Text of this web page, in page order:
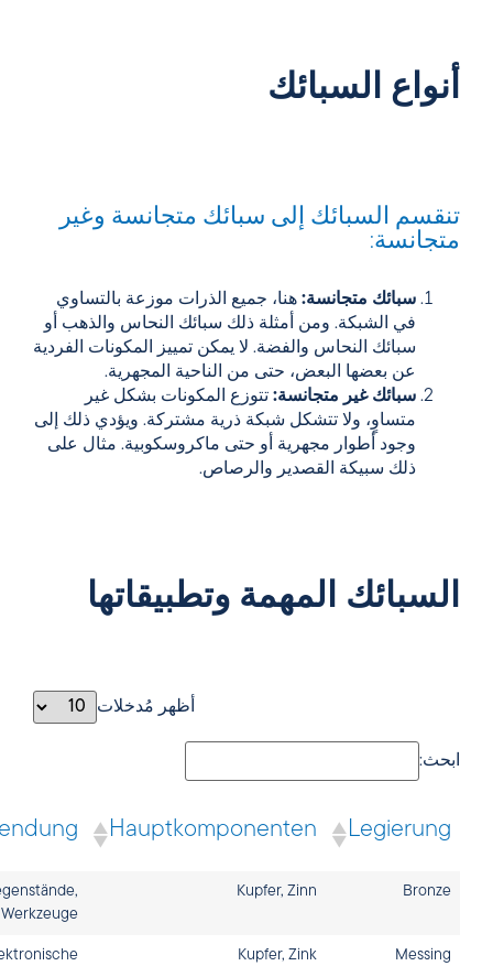
أنواع السبائك
تنقسم السبائك إلى سبائك متجانسة وغير
متجانسة:
سبائك متجانسة: هنا، جميع الذرات موزعة بالتساوي
في الشبكة. ومن أمثلة ذلك سبائك النحاس والذهب أو
سبائك النحاس والفضة. لا يمكن تمييز المكونات الفردية
عن بعضها البعض، حتى من الناحية المجهرية.
سبائك غير متجانسة: تتوزع المكونات بشكل غير
متساوٍ، ولا تتشكل شبكة ذرية مشتركة. ويؤدي ذلك إلى
وجود أطوار مجهرية أو حتى ماكروسكوبية. مثال على
ذلك سبيكة القصدير والرصاص.
السبائك المهمة وتطبيقاتها
أظهر مُدخلات
ابحث:
Legierung
Hauptkomponenten
Bronze
Kupfer, Zinn
Werkzeuge
Messing
Kupfer, Zink